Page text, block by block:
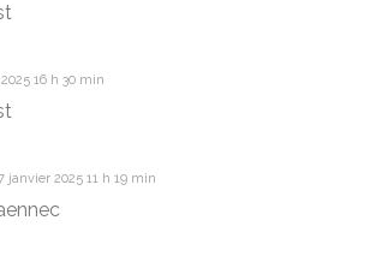
16 h 30 min
janvier 2025 11 h 19 min